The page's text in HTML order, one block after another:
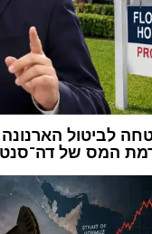
לביטול
המס של